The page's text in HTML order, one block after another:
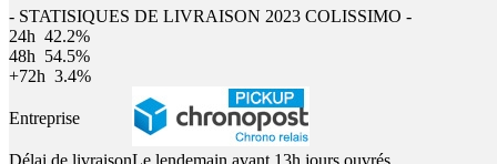
- STATISIQUES DE LIVRAISON 2023 COLISSIMO -
24h 42.2%
48h 54.5%
+72h 3.4%
Entreprise